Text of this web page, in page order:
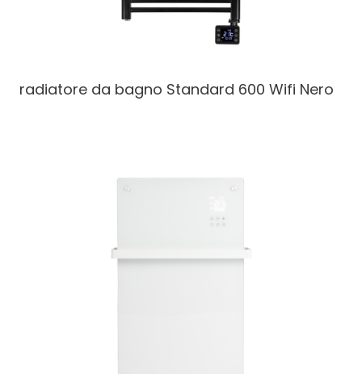
radiatore da bagno Standard 600 Wifi Nero